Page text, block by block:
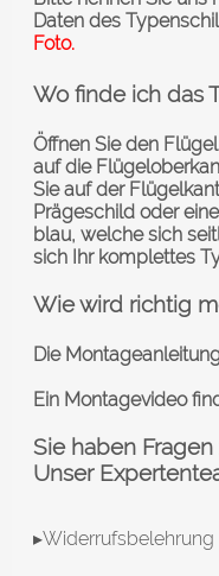
Daten des
Foto.
Wo finde ich das
Öffnen Sie den
auf die
Sie auf der
Prägeschild oder
blau, welche sich
sich Ihr komplettes
Wie wird richtig
Die
Ein Montagevideo
Sie haben
Unser
▸Widerrufsbelehrung